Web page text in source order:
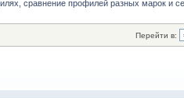
сравнение профилей разных марок и
Перейти в: